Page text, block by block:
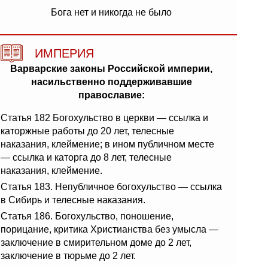
Бога нет и никогда не было
ИМПЕРИЯ
Варварские законы Российской империи,
насильственно поддерживавшие
православие:
Статья 182 Богохульство в церкви — ссылка и
каторжные работы до 20 лет, телесные
наказания, клеймение; в ином публичном месте
— ссылка и каторга до 8 лет, телесные
наказания, клеймение.
Статья 183. Непубличное богохульство — ссылка
в Сибирь и телесные наказания.
Статья 186. Богохульство, поношение,
порицание, критика Христианства без умысла —
заключение в смирительном доме до 2 лет,
заключение в тюрьме до 2 лет.